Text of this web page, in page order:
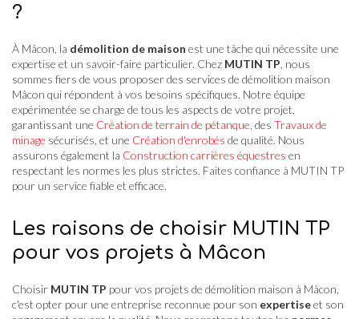
?
À Mâcon, la démolition de maison est une tâche qui nécessite une
expertise et un savoir-faire particulier. Chez MUTIN TP , nous
sommes fiers de vous proposer des services de démolition maison
Mâcon qui répondent à vos besoins spécifiques. Notre équipe
expérimentée se charge de tous les aspects de votre projet,
garantissant une Création de terrain de pétanque , des Travaux de
minage sécurisés, et une Création d'enrobés de qualité. Nous
assurons également la Construction carrières équestres en
respectant les normes les plus strictes. Faites confiance à MUTIN TP
pour un service fiable et efficace.
Les raisons de choisir MUTIN TP
pour vos projets à Mâcon
Choisir MUTIN TP pour vos projets de démolition maison à Mâcon,
c'est opter pour une entreprise reconnue pour son expertiseet son